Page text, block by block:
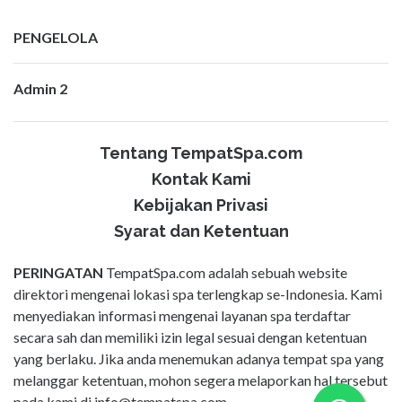
PENGELOLA
Admin 2
Tentang TempatSpa.com
Kontak Kami
Kebijakan Privasi
Syarat dan Ketentuan
PERINGATAN TempatSpa.com adalah sebuah website
direktori mengenai lokasi spa terlengkap se-Indonesia. Kami
menyediakan informasi mengenai layanan spa terdaftar
secara sah dan memiliki izin legal sesuai dengan ketentuan
yang berlaku. Jika anda menemukan adanya tempat spa yang
melanggar ketentuan, mohon segera melaporkan hal tersebut